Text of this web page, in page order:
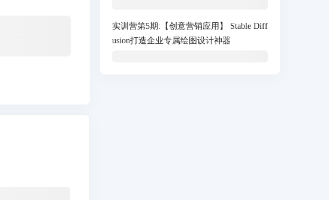
实训营第5期:【创意营销应用】 Stable Diff
usion打造企业专属绘图设计神器